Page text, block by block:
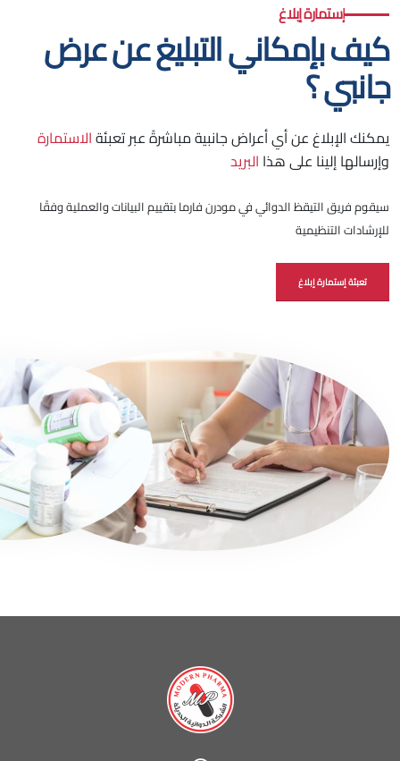
إستمارة إبلاغ
كيف بإمكاني التبليغ عن عرض
جانبي ؟
يمكنك الإبلاغ عن أي أعراض جانبية مباشرةً عبر تعبئةالاستمارة
وإرسالها إلينا على هذا البريد
سيقوم فريق التيقظ الدوائي في مودرن فارما بتقييم البيانات والعملية وفقًا
للإرشادات التنظيمية
تعبئة إستمارة إبلاغ